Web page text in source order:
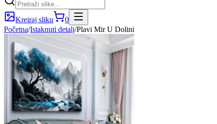
Kreiraj sliku
0
Početna/Istaknuti detalj/Plavi Mir U Dolini